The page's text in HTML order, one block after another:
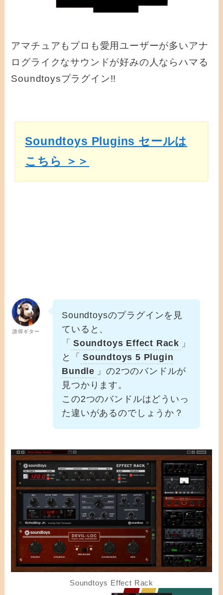
アマチュアもプロも愛用ユーザーが多いアナ
ログライクなサウンドが好みの人ならハマる
Soundtoysプラグイン!!
Soundtoys Plugins セールは
こちら ＞＞
誰得ギター
Soundtoysのプラグインを見
ていると、
「 Soundtoys Effect Rack 」
と「 Soundtoys 5 Plugin
Bundle 」の2つのバンドルが
見つかります。
この2つのバンドルはどういっ
た違いがあるのでしょうか？
Soundtoys Effect Rack